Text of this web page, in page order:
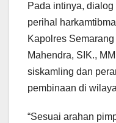
Pada intinya,
perihal
Kapolres
Mahendra, SIK.,
siskamling dan
pembinaan di
“Sesuai arahan